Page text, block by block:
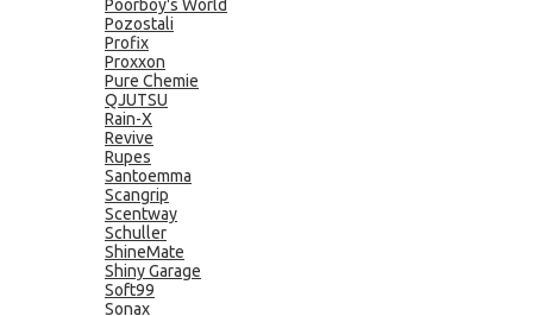
Poorboy's World
Pozostali
Profix
Proxxon
Pure Chemie
QJUTSU
Rain-X
Revive
Rupes
Santoemma
Scangrip
Scentway
Schuller
ShineMate
Shiny Garage
Soft99
Sonax